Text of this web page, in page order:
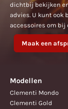
dichtbij bekijken
advies. U kunt ook
accessoires om bij
Maak een
Modellen
Clementi Mondo
Clementi Gold